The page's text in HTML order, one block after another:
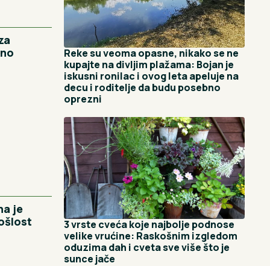
je
Reke su veoma opasne, nikako se ne
kupajte na divljim plažama: Bojan je
iskusni ronilac i ovog leta apeluje na
decu i roditelje da budu posebno
oprezni
3 vrste cveća koje najbolje podnose
velike vrućine: Raskošnim izgledom
oduzima dah i cveta sve više što je
sunce jače